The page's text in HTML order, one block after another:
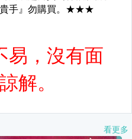
看更多